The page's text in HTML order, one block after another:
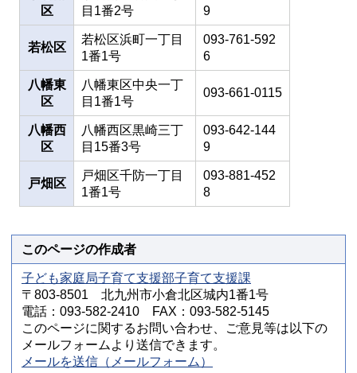
区
目1番2号
9
若松区
若松区浜町一丁目
1番1号
093-761-592
6
八幡東
区
八幡東区中央一丁
目1番1号
093-661-0115
八幡西
区
八幡西区黒崎三丁
目15番3号
093-642-144
9
戸畑区
戸畑区千防一丁目
1番1号
093-881-452
8
このページの作成者
子ども家庭局子育て支援部子育て支援課
〒803-8501 北九州市小倉北区城内1番1号
電話：093-582-2410 FAX：093-582-5145
このページに関するお問い合わせ、ご意見等は以下の
メールフォームより送信できます。
メールを送信（メールフォーム）